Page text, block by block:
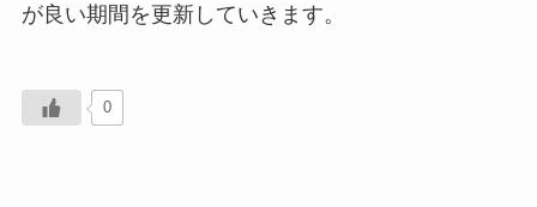
が良い期間を更新していきます。
0